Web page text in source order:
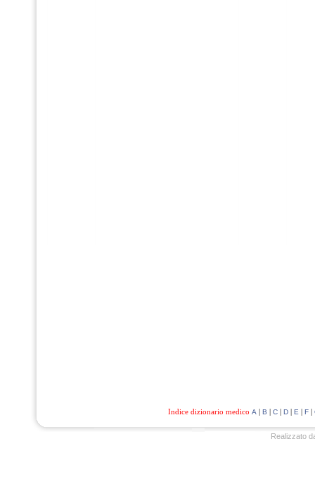
Indice dizionario medico A | B | C| D| E | F|
Realizzato